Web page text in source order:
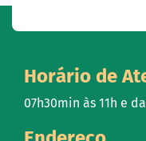
Horário de
07h30min às 11h e